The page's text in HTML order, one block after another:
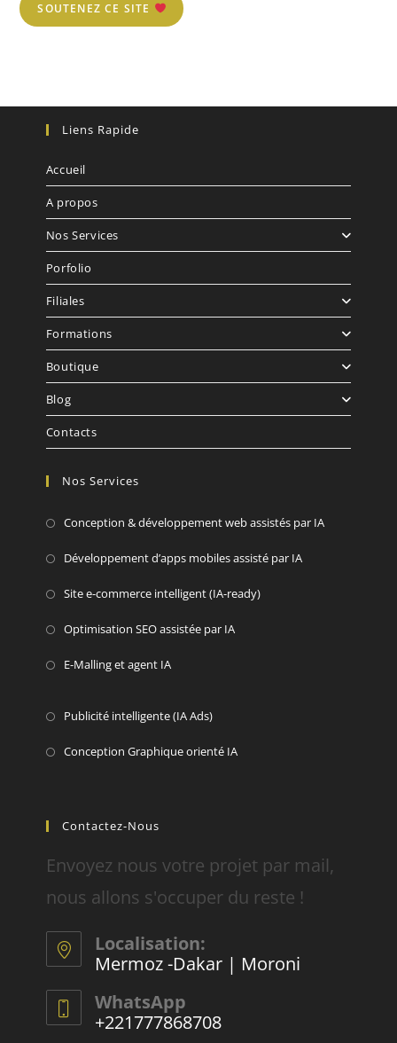
SOUTENEZ CE SITE
Liens Rapide
Accueil
A propos
Nos Services
Porfolio
Filiales
Formations
Boutique
Blog
Contacts
Nos Services
Conception & développement web assistés par IA
Développement d’apps mobiles assisté par IA
Site e-commerce intelligent (IA-ready)
Optimisation SEO assistée par IA
E-Malling et agent IA
Publicité intelligente (IA Ads)
Conception Graphique orienté IA
Contactez-Nous
Envoyez nous votre projet par mail,
nous allons s'occuper du reste !
Localisation:
Mermoz -Dakar | Moroni
WhatsApp
+221777868708